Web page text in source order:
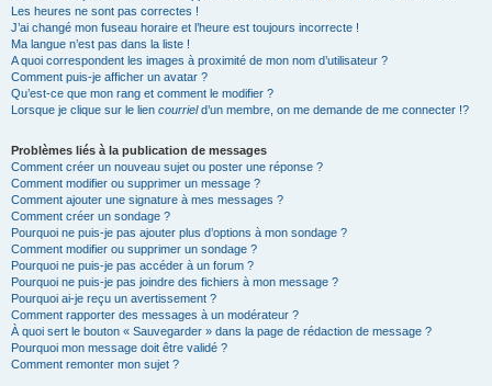
Les heures ne sont pas correctes !
J’ai changé mon fuseau horaire et l’heure est toujours incorrecte !
Ma langue n’est pas dans la liste !
A quoi correspondent les images à proximité de mon nom d’utilisateur ?
Comment puis-je afficher un avatar ?
Qu’est-ce que mon rang et comment le modifier ?
Lorsque je clique sur le lien courrield’un membre, on me demande de me connecter !?
Problèmes liés à la publication de messages
Comment créer un nouveau sujet ou poster une réponse ?
Comment modifier ou supprimer un message ?
Comment ajouter une signature à mes messages ?
Comment créer un sondage ?
Pourquoi ne puis-je pas ajouter plus d’options à mon sondage ?
Comment modifier ou supprimer un sondage ?
Pourquoi ne puis-je pas accéder à un forum ?
Pourquoi ne puis-je pas joindre des fichiers à mon message ?
Pourquoi ai-je reçu un avertissement ?
Comment rapporter des messages à un modérateur ?
À quoi sert le bouton « Sauvegarder » dans la page de rédaction de message ?
Pourquoi mon message doit être validé ?
Comment remonter mon sujet ?